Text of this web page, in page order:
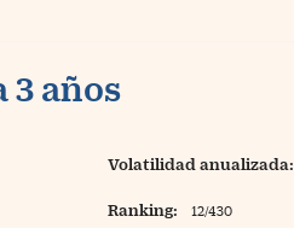
3 años
Volatilidad anualizada:
Ranking: 12/430